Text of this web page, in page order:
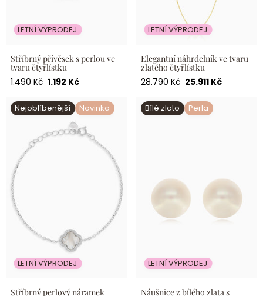
LETNÍ VÝPRODEJ
Stříbrný přívěsek s perlou ve
tvaru čtyřlístku
Běžná
1.490 Kč Akční
1.192 Kč
LETNÍ VÝPRODEJ
Elegantní náhrdelník ve tvaru
zlatého čtyřlístku
Běžná
28.790 Kč Akční
25.911 Kč
Nejoblíbenější Novinka
LETNÍ VÝPRODEJ
Stříbrný perlový náramek
Halo se čtyřlístkem
Stříbrný perlový náramek
Bílé zlato Perla
LETNÍ VÝPRODEJ
Náušnice z bílého zlata s
bílými perlami
Náušnice z bílého zlata s